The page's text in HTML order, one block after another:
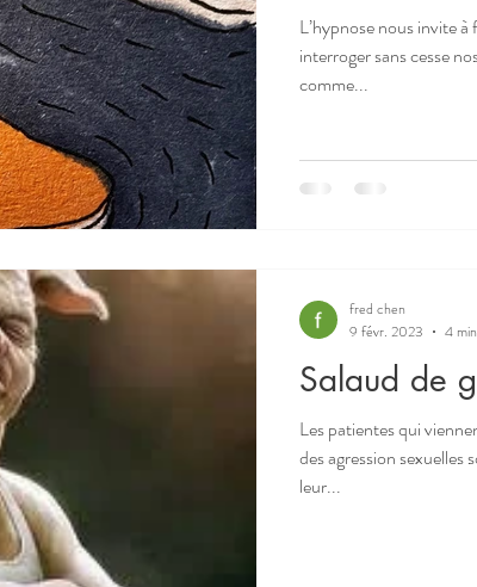
L’hypnose nous invite
interroger sans cesse
comme...
Salaud de
Les patientes qui
des agression sexuelles
leur...
fred chen
9 févr. 2023
4